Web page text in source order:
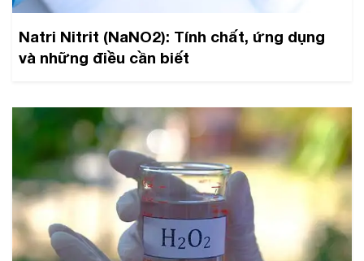
Natri Nitrit (NaNO2): Tính chất, ứng dụng
và những điều cần biết